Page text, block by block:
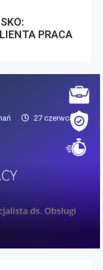
PRACA
27 czerwca